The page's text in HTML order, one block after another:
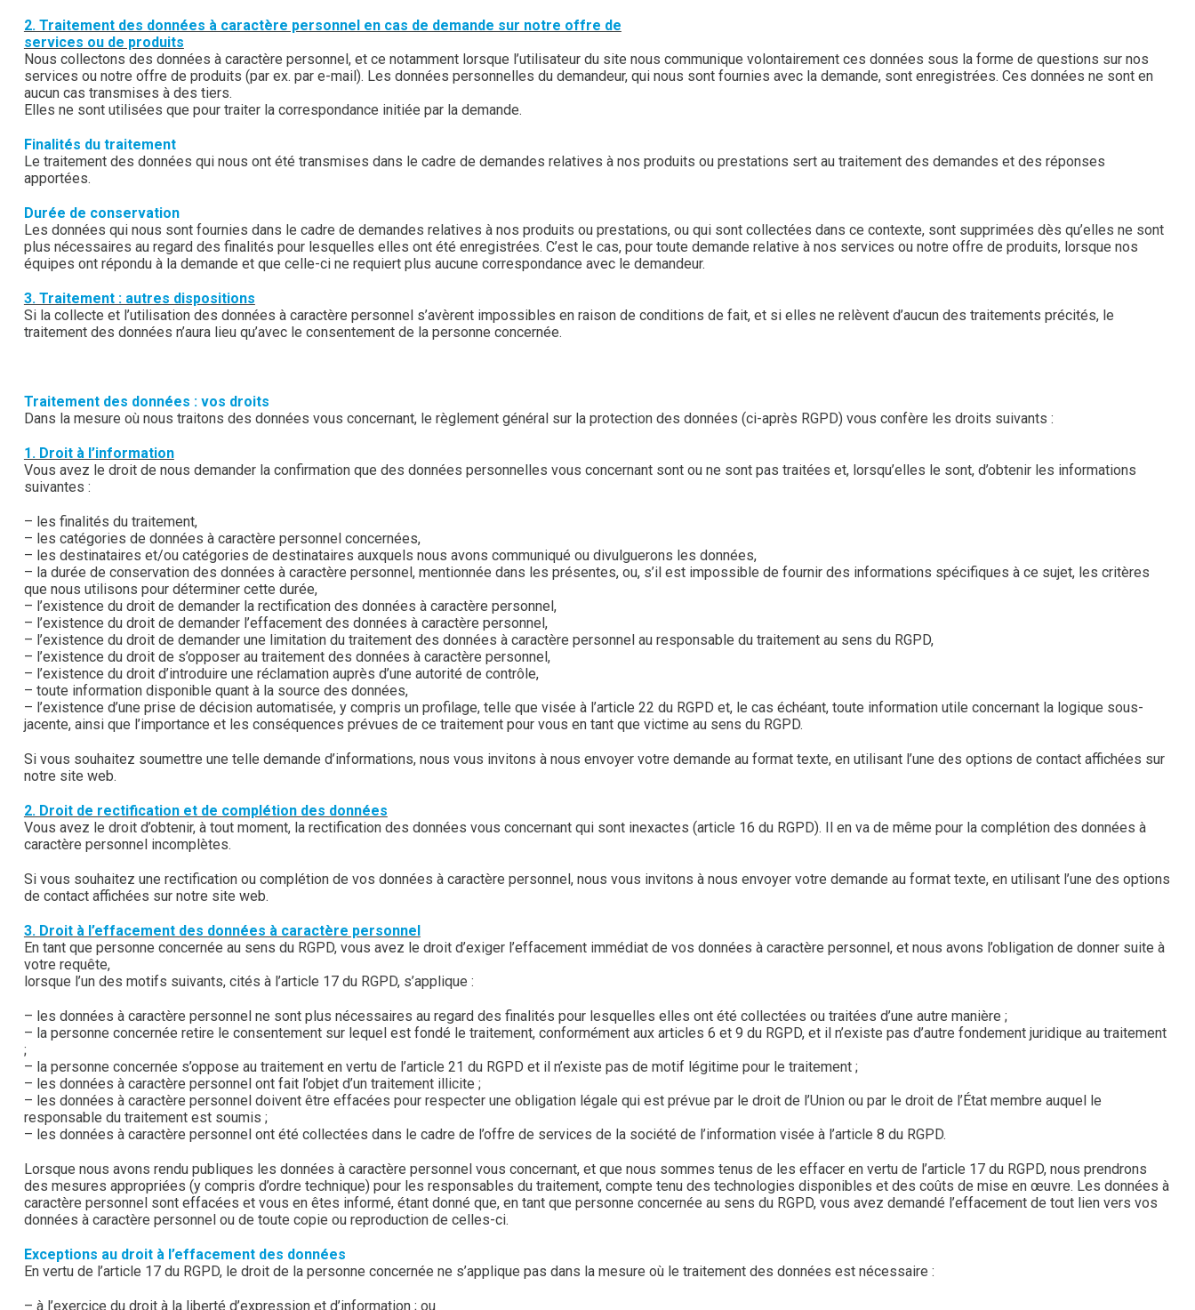
2. Traitement des données à caractère personnel en cas de demande sur notre offre de
services ou de produits
Nous collectons des données à caractère personnel, et ce notamment lorsque l’utilisateur du site nous communique volontairement ces données sous la forme de questions sur nos
services ou notre offre de produits (par ex. par e-mail). Les données personnelles du demandeur, qui nous sont fournies avec la demande, sont enregistrées. Ces données ne sont en
aucun cas transmises à des tiers.
Elles ne sont utilisées que pour traiter la correspondance initiée par la demande.
Finalités du traitement
Le traitement des données qui nous ont été transmises dans le cadre de demandes relatives à nos produits ou prestations sert au traitement des demandes et des réponses
apportées.
Durée de conservation
Les données qui nous sont fournies dans le cadre de demandes relatives à nos produits ou prestations, ou qui sont collectées dans ce contexte, sont supprimées dès qu’elles ne sont
plus nécessaires au regard des finalités pour lesquelles elles ont été enregistrées. C’est le cas, pour toute demande relative à nos services ou notre offre de produits, lorsque nos
équipes ont répondu à la demande et que celle-ci ne requiert plus aucune correspondance avec le demandeur.
3. Traitement : autres dispositions
Si la collecte et l’utilisation des données à caractère personnel s’avèrent impossibles en raison de conditions de fait, et si elles ne relèvent d’aucun des traitements précités, le
traitement des données n’aura lieu qu’avec le consentement de la personne concernée.
Traitement des données : vos droits
Dans la mesure où nous traitons des données vous concernant, le règlement général sur la protection des données (ci-après RGPD) vous confère les droits suivants :
1. Droit à l’information
Vous avez le droit de nous demander la confirmation que des données personnelles vous concernant sont ou ne sont pas traitées et, lorsqu’elles le sont, d’obtenir les informations
suivantes :
– les finalités du traitement,
– les catégories de données à caractère personnel concernées,
– les destinataires et/ou catégories de destinataires auxquels nous avons communiqué ou divulguerons les données,
– la durée de conservation des données à caractère personnel, mentionnée dans les présentes, ou, s’il est impossible de fournir des informations spécifiques à ce sujet, les critères
que nous utilisons pour déterminer cette durée,
– l’existence du droit de demander la rectification des données à caractère personnel,
– l’existence du droit de demander l’effacement des données à caractère personnel,
– l’existence du droit de demander une limitation du traitement des données à caractère personnel au responsable du traitement au sens du RGPD,
– l’existence du droit de s’opposer au traitement des données à caractère personnel,
– l’existence du droit d’introduire une réclamation auprès d’une autorité de contrôle,
– toute information disponible quant à la source des données,
– l’existence d’une prise de décision automatisée, y compris un profilage, telle que visée à l’article 22 du RGPD et, le cas échéant, toute information utile concernant la logique sous-
jacente, ainsi que l’importance et les conséquences prévues de ce traitement pour vous en tant que victime au sens du RGPD.
Si vous souhaitez soumettre une telle demande d’informations, nous vous invitons à nous envoyer votre demande au format texte, en utilisant l’une des options de contact affichées sur
notre site web.
2. Droit de rectification et de complétion des données
Vous avez le droit d’obtenir, à tout moment, la rectification des données vous concernant qui sont inexactes (article 16 du RGPD). Il en va de même pour la complétion des données à
caractère personnel incomplètes.
Si vous souhaitez une rectification ou complétion de vos données à caractère personnel, nous vous invitons à nous envoyer votre demande au format texte, en utilisant l’une des options
de contact affichées sur notre site web.
3. Droit à l’effacement des données à caractère personnel
En tant que personne concernée au sens du RGPD, vous avez le droit d’exiger l’effacement immédiat de vos données à caractère personnel, et nous avons l’obligation de donner suite à
votre requête,
lorsque l’un des motifs suivants, cités à l’article 17 du RGPD, s’applique :
– les données à caractère personnel ne sont plus nécessaires au regard des finalités pour lesquelles elles ont été collectées ou traitées d’une autre manière ;
– la personne concernée retire le consentement sur lequel est fondé le traitement, conformément aux articles 6 et 9 du RGPD, et il n’existe pas d’autre fondement juridique au traitement
;
– la personne concernée s’oppose au traitement en vertu de l’article 21 du RGPD et il n’existe pas de motif légitime pour le traitement ;
– les données à caractère personnel ont fait l’objet d’un traitement illicite ;
– les données à caractère personnel doivent être effacées pour respecter une obligation légale qui est prévue par le droit de l’Union ou par le droit de l’État membre auquel le
responsable du traitement est soumis ;
– les données à caractère personnel ont été collectées dans le cadre de l’offre de services de la société de l’information visée à l’article 8 du RGPD.
Lorsque nous avons rendu publiques les données à caractère personnel vous concernant, et que nous sommes tenus de les effacer en vertu de l’article 17 du RGPD, nous prendrons
des mesures appropriées (y compris d’ordre technique) pour les responsables du traitement, compte tenu des technologies disponibles et des coûts de mise en œuvre. Les données à
caractère personnel sont effacées et vous en êtes informé, étant donné que, en tant que personne concernée au sens du RGPD, vous avez demandé l’effacement de tout lien vers vos
données à caractère personnel ou de toute copie ou reproduction de celles-ci.
Exceptions au droit à l’effacement des données
En vertu de l’article 17 du RGPD, le droit de la personne concernée ne s’applique pas dans la mesure où le traitement des données est nécessaire :
– à l’exercice du droit à la liberté d’expression et d’information ; ou